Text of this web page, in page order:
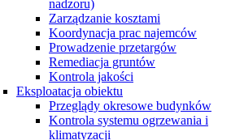
nadzoru)
Zarządzanie kosztami
Koordynacja prac najemców
Prowadzenie przetargów
Remediacja gruntów
Kontrola jakości
Eksploatacja obiektu
Przeglądy okresowe budynków
Kontrola systemu ogrzewania i
klimatyzacji